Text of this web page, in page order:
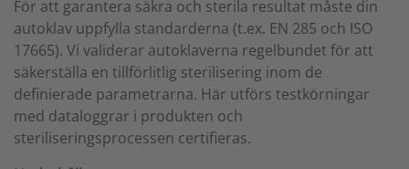
För att garantera säkra och sterila resultat måste din
autoklav uppfylla standarderna (t.ex. EN 285 och ISO
17665). Vi validerar autoklaverna regelbundet för att
säkerställa en tillförlitlig sterilisering inom de
definierade parametrarna. Här utförs testkörningar
med dataloggrar i produkten och
steriliseringsprocessen certifieras.